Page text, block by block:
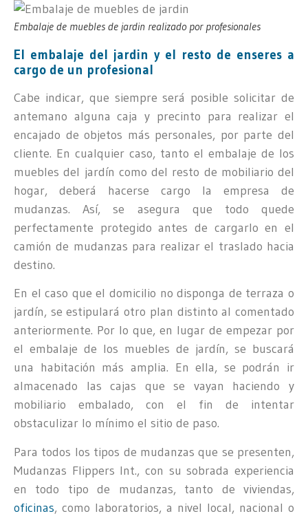
Embalaje de muebles de jardin realizado por profesionales
El embalaje del jardin y el resto de enseres a
cargo de un profesional
Cabe indicar, que siempre será posible solicitar de
antemano alguna caja y precinto para realizar el
encajado de objetos más personales, por parte del
cliente. En cualquier caso, tanto el embalaje de los
muebles del jardín como del resto de mobiliario del
hogar, deberá hacerse cargo la empresa de
mudanzas. Así, se asegura que todo quede
perfectamente protegido antes de cargarlo en el
camión de mudanzas para realizar el traslado hacia
destino.
En el caso que el domicilio no disponga de terraza o
jardín, se estipulará otro plan distinto al comentado
anteriormente. Por lo que, en lugar de empezar por
el embalaje de los muebles de jardín, se buscará
una habitación más amplia. En ella, se podrán ir
almacenado las cajas que se vayan haciendo y
mobiliario embalado, con el fin de intentar
obstaculizar lo mínimo el sitio de paso.
Para todos los tipos de mudanzas que se presenten,
Mudanzas Flippers Int., con su sobrada experiencia
en todo tipo de mudanzas, tanto de viviendas,
oficinas, como laboratorios, a nivel local, nacional o